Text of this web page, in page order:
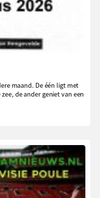
maand. De één ligt met
de ander geniet van een